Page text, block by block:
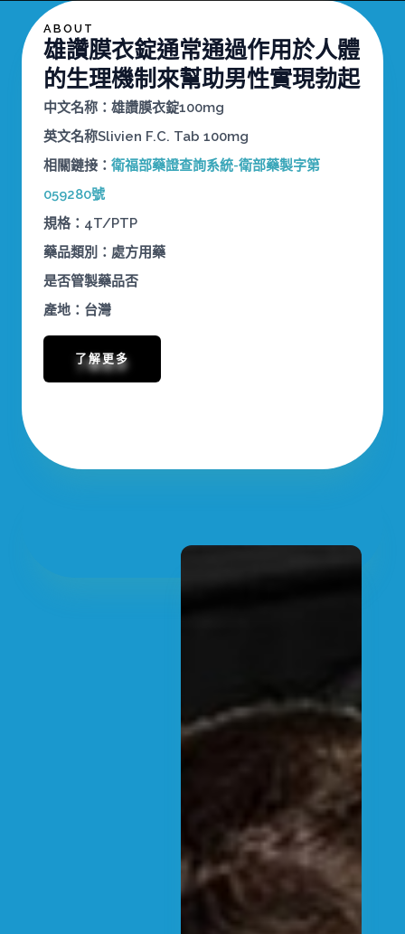
ABOUT
雄讚膜衣錠通常通過作用於人體
的生理機制來幫助男性實現勃起
中文名称： 雄讚膜衣錠100mg
英文名称Slivien F.C. Tab 100mg
相關鏈接： 衛福部藥證查詢系統-衛部藥製字第
059280號
規格：4T/PTP
藥品類別：處方用藥
是否管製藥品否
產地：台灣
了解更多